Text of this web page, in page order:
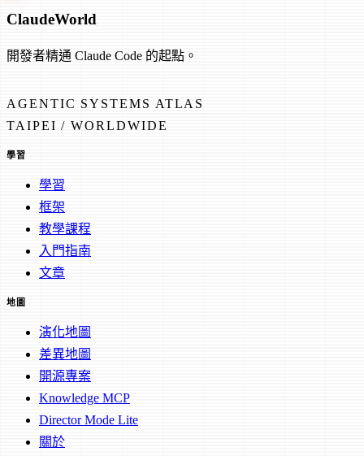
ClaudeWorld
開發者精通 Claude Code 的起點。
AGENTIC SYSTEMS ATLAS
TAIPEI / WORLDWIDE
學習
學習
框架
教學課程
入門指南
文章
地圖
演化地圖
差異地圖
開源專案
Knowledge MCP
Director Mode Lite
關於